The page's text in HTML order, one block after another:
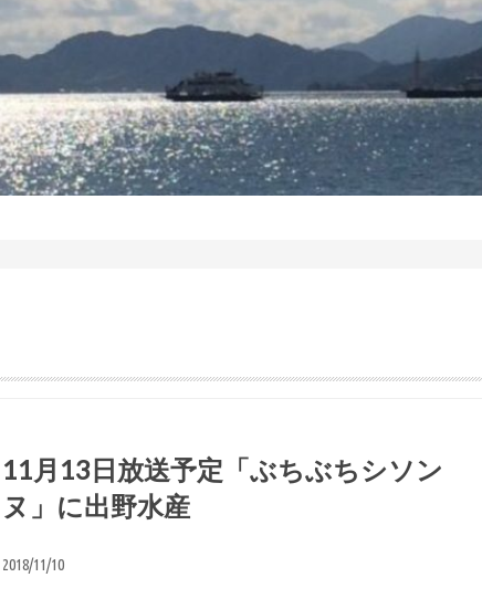
11月13日放送予定「ぶちぶちシソン
ヌ」に出野水産
2018/11/10